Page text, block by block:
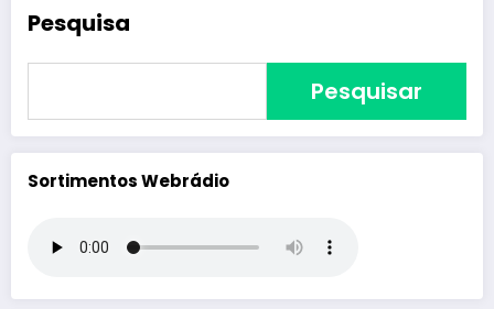
Pesquisa
Pesquisar
Sortimentos Webrádio